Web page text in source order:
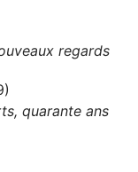
regards
quarante ans